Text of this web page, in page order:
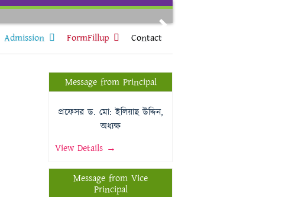
Admission FormFillup Contact
Message from Principal
প্রফেসর ড. মো: ইলিয়াছ উদ্দিন,
অধ্যক্ষ
View Details →
Message from Vice
Principal